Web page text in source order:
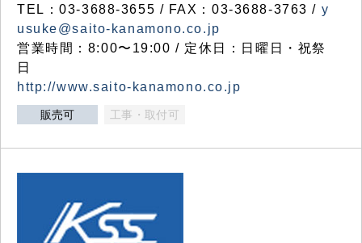
TEL：03-3688-3655 / FAX：03-3688-3763 / y
usuke@saito-kanamono.co.jp
営業時間：8:00〜19:00 / 定休日：日曜日・祝祭
日
http://www.saito-kanamono.co.jp
販売可 工事・取付可